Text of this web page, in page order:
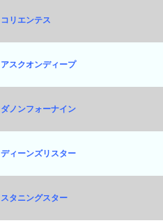
コリエンテス
アスクオンディープ
ダノンフォーナイン
ディーンズリスター
スタニングスター